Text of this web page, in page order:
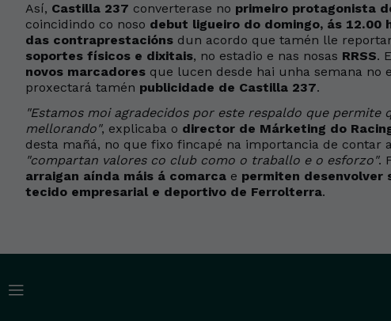
Así, Castilla 237 converterase no primeiro protagonista
coincidindo co noso debut ligueiro do domingo, ás 12.00
das contraprestacións dun acordo que tamén lle
soportes físicos e dixitais, no estadio e nas nosas RRSS.
novos marcadores que lucen desde hai unha semana no
proxectará tamén publicidade de Castilla 237.
"Estamos moi agradecidos por este respaldo que permite
mellorando", explicaba o director de Márketing do
desta mañá, no que fixo fincapé na importancia de contar
"compartan valores co club como o traballo e o esforzo".
arraigan aínda máis á comarca e permiten desenvolver
tecido empresarial e deportivo de Ferrolterra.